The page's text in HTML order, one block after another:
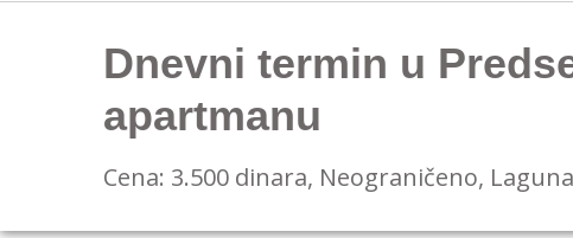
Dnevni termin u
apartmanu
Cena: 3.500 dinara, Neograničeno,